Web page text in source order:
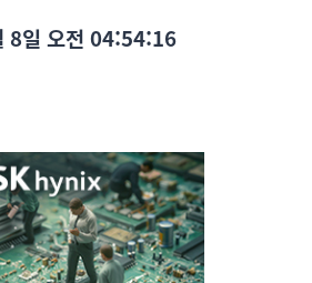
8일 오전 04:54:19